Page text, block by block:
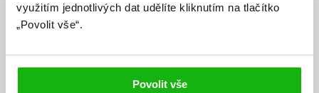
využitím jednotlivých dat udělíte kliknutím na tlačítko
„Povolit vše“.
Povolit vše
Posty, které by tě mohly zajímat